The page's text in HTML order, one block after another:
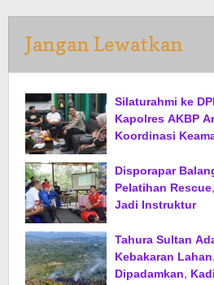
Jangan Lewatkan
Silaturahmi ke
Kapolres AKBP
Koordinasi
Disporapar
Pelatihan
Jadi Instruktur
Tahura Sultan
Kebakaran
Dipadamkan,